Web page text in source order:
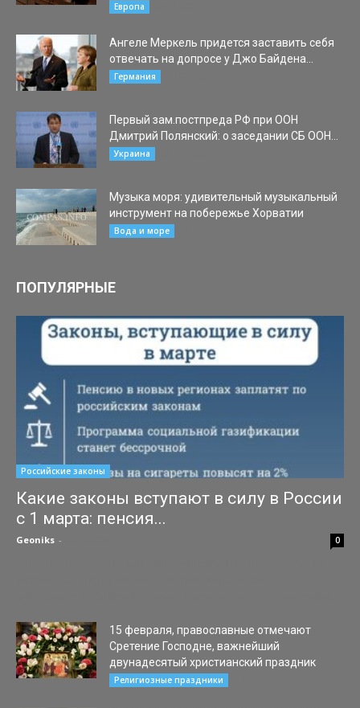
Европа
Ангеле Меркель придется заставить себя
отвечать на допросе у Джо Байдена...
Германия
Первый зам.постпреда РФ при ООН
Дмитрий Полянский: о заседании СБ ООН...
Украина
Музыка моря: удивительный музыкальный
инструмент на побережье Хорватии
Вода и море
ПОПУЛЯРНЫЕ
Российские законы
Какие законы вступают в силу в России
с 1 марта: пенсия...
Geoniks - 0
15 февраля, православные отмечают
Сретение Господне, важнейший
двунадесятый христианский праздник
Религиозные праздники